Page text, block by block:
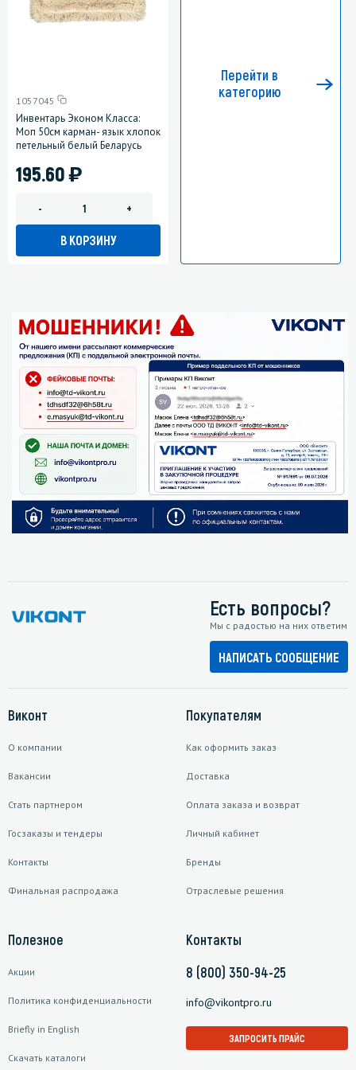
1057045
Инвентарь Эконом Класса:
Моп 50см карман- язык хлопок
петельный белый Беларусь
195.60)
- +
В КОРЗИНУ
Перейти в
категорию
Есть вопросы?
Мы с радостью на них ответим
НАПИСАТЬ СООБЩЕНИЕ
Виконт
О компании
Вакансии
Стать партнером
Госзаказы и тендеры
Контакты
Финальная распродажа
Покупателям
Как оформить заказ
Доставка
Оплата заказа и возврат
Личный кабинет
Бренды
Отраслевые решения
Полезное
Акции
Политика конфиденциальности
Briefly in English
Скачать каталоги
Контакты
8 (800) 350-94-25
info@vikontpro.ru
ЗАПРОСИТЬ ПРАЙС